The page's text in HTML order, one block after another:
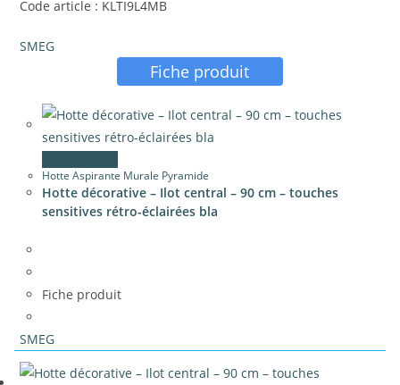
Code article : KLTI9L4MB
SMEG
Fiche produit
Hotte Aspirante Murale Pyramide
Hotte décorative – Ilot central – 90 cm – touches
sensitives rétro-éclairées bla
Fiche produit
SMEG